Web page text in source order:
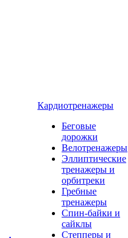
Кардиотренажеры
Беговые
дорожки
Велотренажеры
Эллиптические
тренажеры и
орбитреки
Гребные
тренажеры
Спин-байки и
сайклы
Степперы и